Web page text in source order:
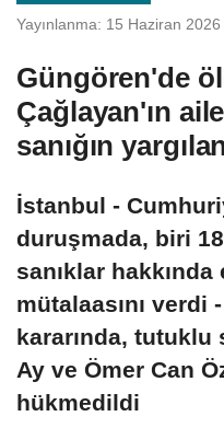
Yayınlanma: 15 Haziran
Güngören'de
Çağlayan'ın
sanığın
İstanbul -
duruşmada, biri
sanıklar
mütalaasını verdi
kararında, tutuklu
Ay ve Ömer Can
hükmedildi